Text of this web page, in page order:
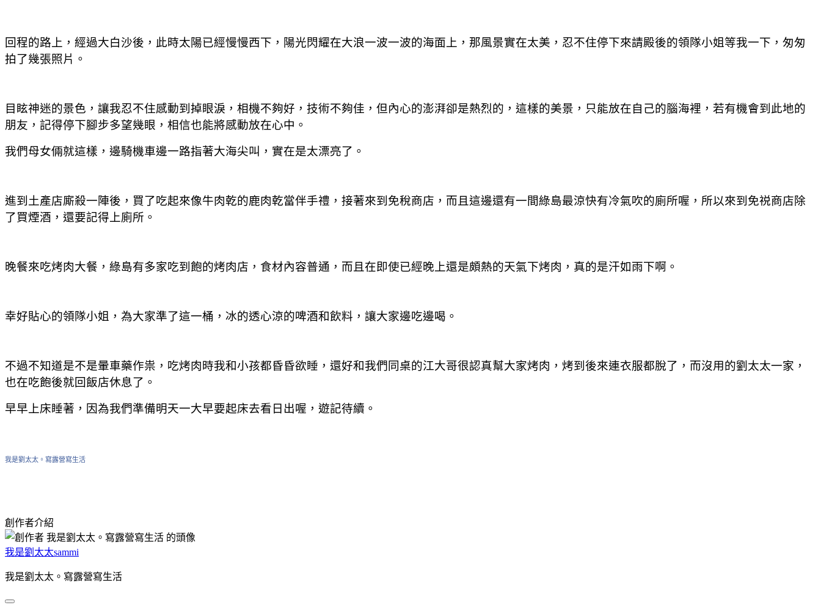
回程的路上，經過大白沙後，此時太陽已經慢慢西下，陽光閃耀在大浪一波一波的海面上，那風景實在太美，忍不住停下來請殿後的領隊小姐等我一下，匆匆
拍了幾張照片。
目眩神迷的景色，讓我忍不住感動到掉眼淚，相機不夠好，技術不夠佳，但內心的澎湃卻是熱烈的，這樣的美景，只能放在自己的腦海裡，若有機會到此地的
朋友，記得停下腳步多望幾眼，相信也能將感動放在心中。
我們母女倆就這樣，邊騎機車邊一路指著大海尖叫，實在是太漂亮了。
進到土產店廝殺一陣後，買了吃起來像牛肉乾的鹿肉乾當伴手禮，接著來到免稅商店，而且這邊還有一間綠島最涼快有冷氣吹的廁所喔，所以來到免祱商店除
了買煙酒，還要記得上廁所。
晚餐來吃烤肉大餐，綠島有多家吃到飽的烤肉店，食材內容普通，而且在即使已經晚上還是頗熱的天氣下烤肉，真的是汗如雨下啊。
幸好貼心的領隊小姐，為大家準了這一桶，冰的透心涼的啤酒和飲料，讓大家邊吃邊喝。
不過不知道是不是暈車藥作祟，吃烤肉時我和小孩都昏昏欲睡，還好和我們同桌的江大哥很認真幫大家烤肉，烤到後來連衣服都脫了，而沒用的劉太太一家，
也在吃飽後就回飯店休息了。
早早上床睡著，因為我們準備明天一大早要起床去看日出喔，遊記待續。
我是劉太太。寫露營寫生活
創作者介紹
我是劉太太sammi
我是劉太太。寫露營寫生活